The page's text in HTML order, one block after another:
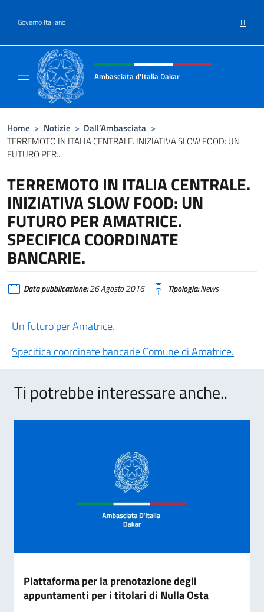
Governo Italiano IT
Intestazione sito, social e menù
Ambasciata d'Italia Dakar
Home > Notizie > Dall’Ambasciata >
TERREMOTO IN ITALIA CENTRALE. INIZIATIVA SLOW FOOD: UN
FUTURO PER...
TERREMOTO IN ITALIA CENTRALE.
INIZIATIVA SLOW FOOD: UN
FUTURO PER AMATRICE.
SPECIFICA COORDINATE
BANCARIE.
Data pubblicazione:26 Agosto 2016 Tipologia:News
Un futuro per Amatrice.
Specifica coordinate bancarie Comune di Amatrice.
Ti potrebbe interessare anche..
Piattaforma per la prenotazione degli
appuntamenti per i titolari di Nulla Osta